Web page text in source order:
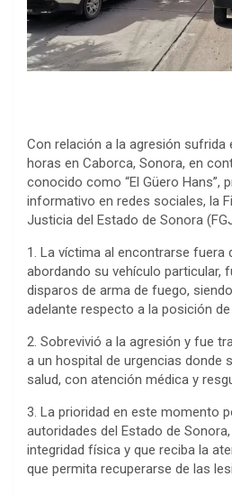
Con relación a la agresión sufrida
horas en Caborca, Sonora, en
conocido como “El Güero Hans”,
informativo en redes sociales, la
Justicia del Estado de Sonora
1. La víctima al encontrarse fuera
abordando su vehículo particular,
disparos de arma de fuego,
adelante respecto a la posición
2. Sobrevivió a la agresión y fue
a un hospital de urgencias donde
salud, con atención médica y
3. La prioridad en este momento
autoridades del Estado de
integridad física y que reciba la
que permita recuperarse de las